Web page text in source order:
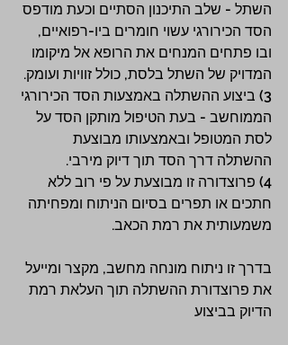
השתל - שלב התיכנון הסתיים וכעת מודפס
הסד הכירורגי עשוי חומרים ביו-רפואיים,
ובו פתחים המנחים את הרופא אל מיקומו
המדויק של השתל בלסת, כולל זוויות ועומק.
3) ביצוע ההשתלה באמצעות הסד הכירורגי
הממוחשב - בעת הטיפול מותקן הסד על
לסת המטופל ובאמצעותו מבוצעת
ההשתלה דרך הסד תוך דיוק מירבי.
4) פרוצדורה זו מבוצעת על פי רוב ללא
חתכים או תפרים בסיום הניתוח ומפחיתה
משמעותית את רמת הכאב.
בדרך זו ניתוח מונחה מחשב, מקצר ומייעל
את פרוצדורת ההשתלה תוך העלאת רמת
הדיוק בביצוע